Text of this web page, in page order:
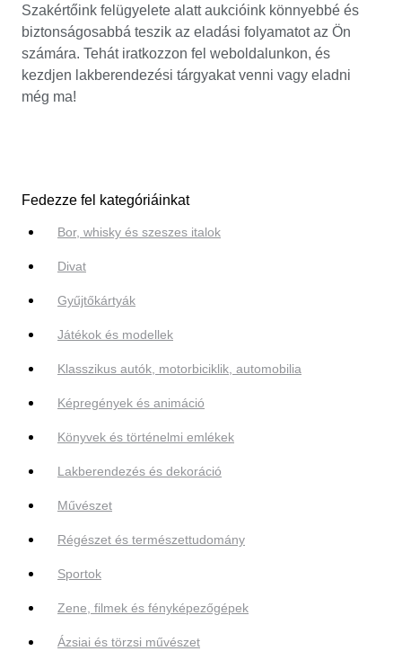
Szakértőink felügyelete alatt aukcióink könnyebbé és
biztonságosabbá teszik az eladási folyamatot az Ön
számára. Tehát iratkozzon fel weboldalunkon, és
kezdjen lakberendezési tárgyakat venni vagy eladni
még ma!
Fedezze fel kategóriáinkat
Bor, whisky és szeszes italok
Divat
Gyűjtőkártyák
Játékok és modellek
Klasszikus autók, motorbiciklik, automobilia
Képregények és animáció
Könyvek és történelmi emlékek
Lakberendezés és dekoráció
Művészet
Régészet és természettudomány
Sportok
Zene, filmek és fényképezőgépek
Ázsiai és törzsi művészet